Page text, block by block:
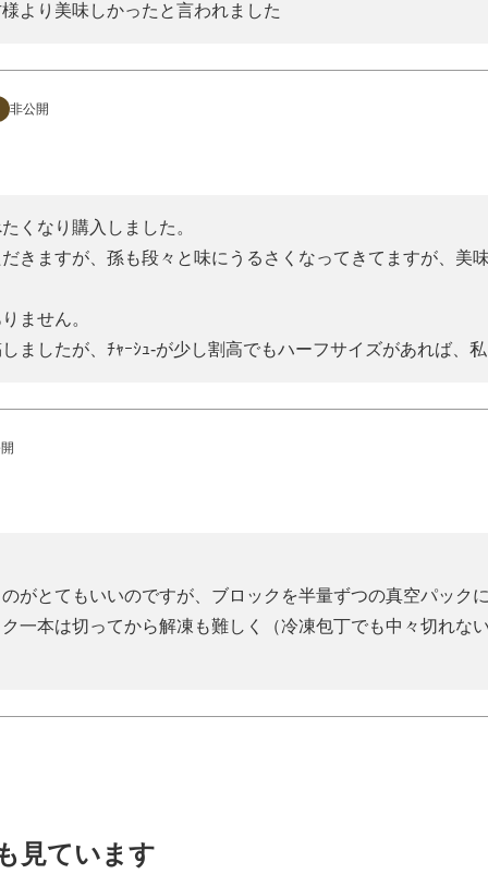
より美味しかったと言われました
非公開
くなり購入しました。
きますが、孫も段々と味にうるさくなってきてますが、美
ません。
がとてもいいのですが、ブロックを半量ずつの真空パック
一本は切ってから解凍も難しく（冷凍包丁でも中々切れな
見ています